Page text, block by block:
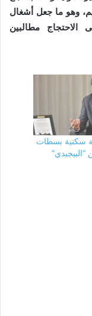
و200 مليون سنتيم، وهو ما جعل أشغال
الاحتجاج مطالبين
سكنية بسطات